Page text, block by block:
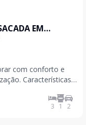
EM
com conforto e
3 1 2